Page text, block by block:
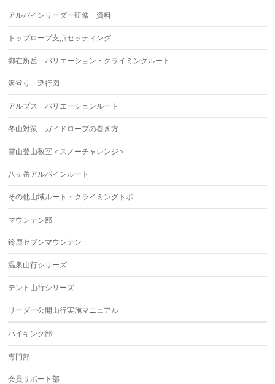
アルパインリーダー研修 資料
トップロープ支点セッティング
御在所岳 バリエーション・クライミングルート
沢登り 遡行図
アルプス バリエーションルート
冬山対策 ガイドロープの巻き方
雪山登山教室＜スノーチャレンジ＞
八ヶ岳アルパインルート
その他山域ルート・クライミングトポ
マウンテン部
鈴鹿セブンマウンテン
温泉山行シリーズ
テント山行シリーズ
リーダー公開山行実施マニュアル
ハイキング部
専門部
会員サポート部